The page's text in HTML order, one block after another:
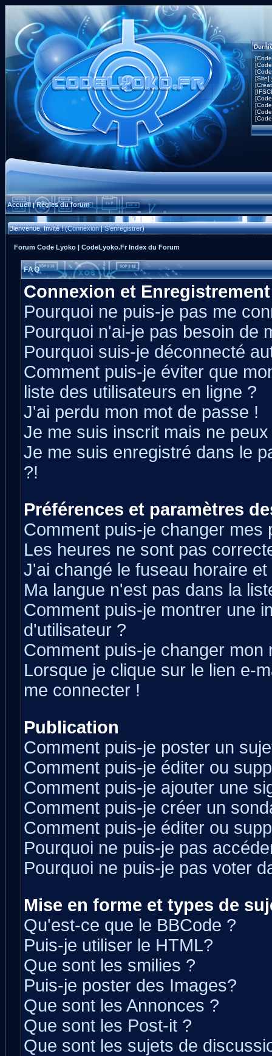
[Site]
Accueil|Règles du forum
Bienvenue, Invité ! (Connexion|S'enregistrer)
Forum Code Lyoko | CodeLyoko.Fr Index du Forum
FAQ
Connexion et Enregistrement
Pourquoi ne puis-je pas me
Pourquoi n'ai-je pas besoin de
Pourquoi suis-je déconnecté
Comment puis-je éviter que
liste des utilisateurs en ligne ?
J'ai perdu mon mot de passe !
Je me suis inscrit mais ne
Je me suis enregistré dans le
?!
Préférences et paramètres
Comment puis-je changer mes
Les heures ne sont pas
J'ai changé le fuseau horaire
Ma langue n'est pas dans la
Comment puis-je montrer une
d'utilisateur ?
Comment puis-je changer mon
Lorsque je clique sur le lien e-
me connecter !
Publication
Comment puis-je poster un
Comment puis-je éditer ou
Comment puis-je ajouter une
Comment puis-je créer un
Comment puis-je éditer ou
Pourquoi ne puis-je pas
Pourquoi ne puis-je pas voter
Mise en forme et types de
Qu'est-ce que le BBCode ?
Puis-je utiliser le HTML?
Que sont les smilies ?
Puis-je poster des Images?
Que sont les Annonces ?
Que sont les Post-it ?
Que sont les sujets de